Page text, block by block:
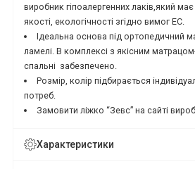
виробник гіпоалергенних лаків,який має
якості, екологічності згідно вимог ЕС.
Ідеальна основа під ортопедичний
ламелі. В комплексі з якісним
спальні забезпечено.
Розмір, колір підбирається
потреб.
Замовити ліжко “Зевс” на сайті
Характеристики